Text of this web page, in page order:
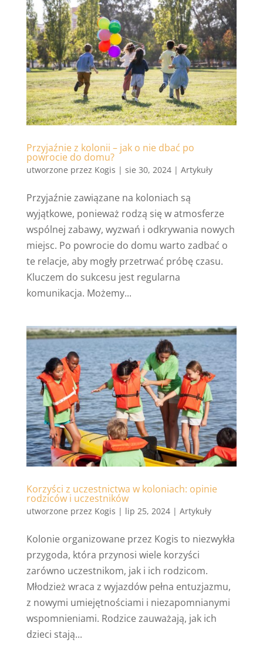
Przyjaźnie z kolonii – jak o nie dbać po
powrocie do domu?
utworzone przez Kogis | sie 30, 2024| Artykuły
Przyjaźnie zawiązane na koloniach są
wyjątkowe, ponieważ rodzą się w atmosferze
wspólnej zabawy, wyzwań i odkrywania nowych
miejsc. Po powrocie do domu warto zadbać o
te relacje, aby mogły przetrwać próbę czasu.
Kluczem do sukcesu jest regularna
komunikacja. Możemy...
Korzyści z uczestnictwa w koloniach: opinie
rodziców i uczestników
utworzone przez Kogis | lip 25, 2024| Artykuły
Kolonie organizowane przez Kogis to niezwykła
przygoda, która przynosi wiele korzyści
zarówno uczestnikom, jak i ich rodzicom.
Młodzież wraca z wyjazdów pełna entuzjazmu,
z nowymi umiejętnościami i niezapomnianymi
wspomnieniami. Rodzice zauważają, jak ich
dzieci stają...